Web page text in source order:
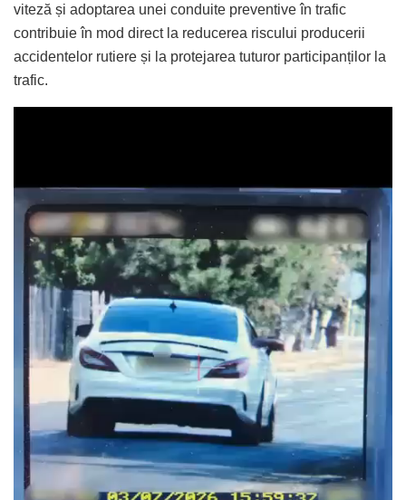
viteză și adoptarea unei conduite preventive în trafic
contribuie în mod direct la reducerea riscului producerii
accidentelor rutiere și la protejarea tuturor participanților la
trafic.